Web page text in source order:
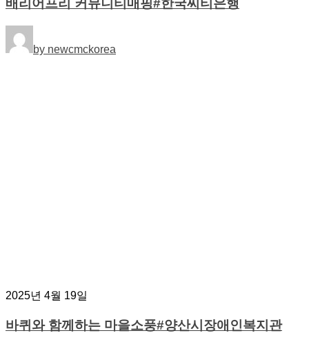
배리어프리 커뮤니티매핑#한국씨티은행
by newcmckorea
2025년 4월 19일
바퀴와 함께하는 마을소풍#양산시장애인복지관